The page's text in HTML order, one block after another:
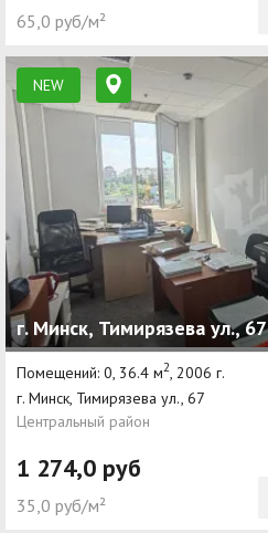
65,0 руб/м²
NEW
г. Минск, Тимирязева ул., 67
Помещений: 0, 36.4 м2 , 2006 г.
г. Минск, Тимирязева ул., 67
Центральный район
1 274,0 руб
35,0 руб/м²